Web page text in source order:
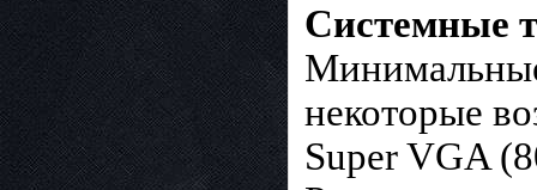
Системные
некоторые
Super VGA